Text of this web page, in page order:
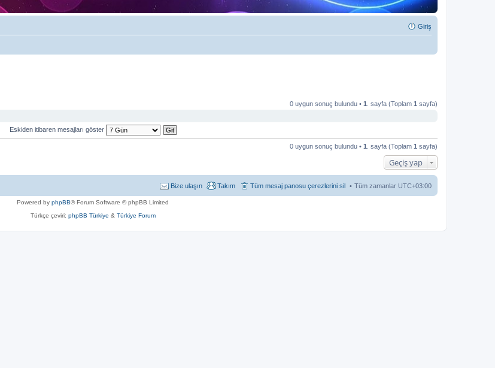
Giriş
0 uygun sonuç bulundu • 1 . sayfa (Toplam 1 sayfa)
Eskiden itibaren mesajları göster
0 uygun sonuç bulundu • 1 . sayfa (Toplam 1 sayfa)
Geçiş yap
Tüm zamanlar UTC+03:00
Tüm mesaj panosu çerezlerini sil
Takım
Bize ulaşın
Powered by phpBB® Forum Software © phpBB Limited
Türkçe çeviri: phpBB Türkiye & Türkiye Forum